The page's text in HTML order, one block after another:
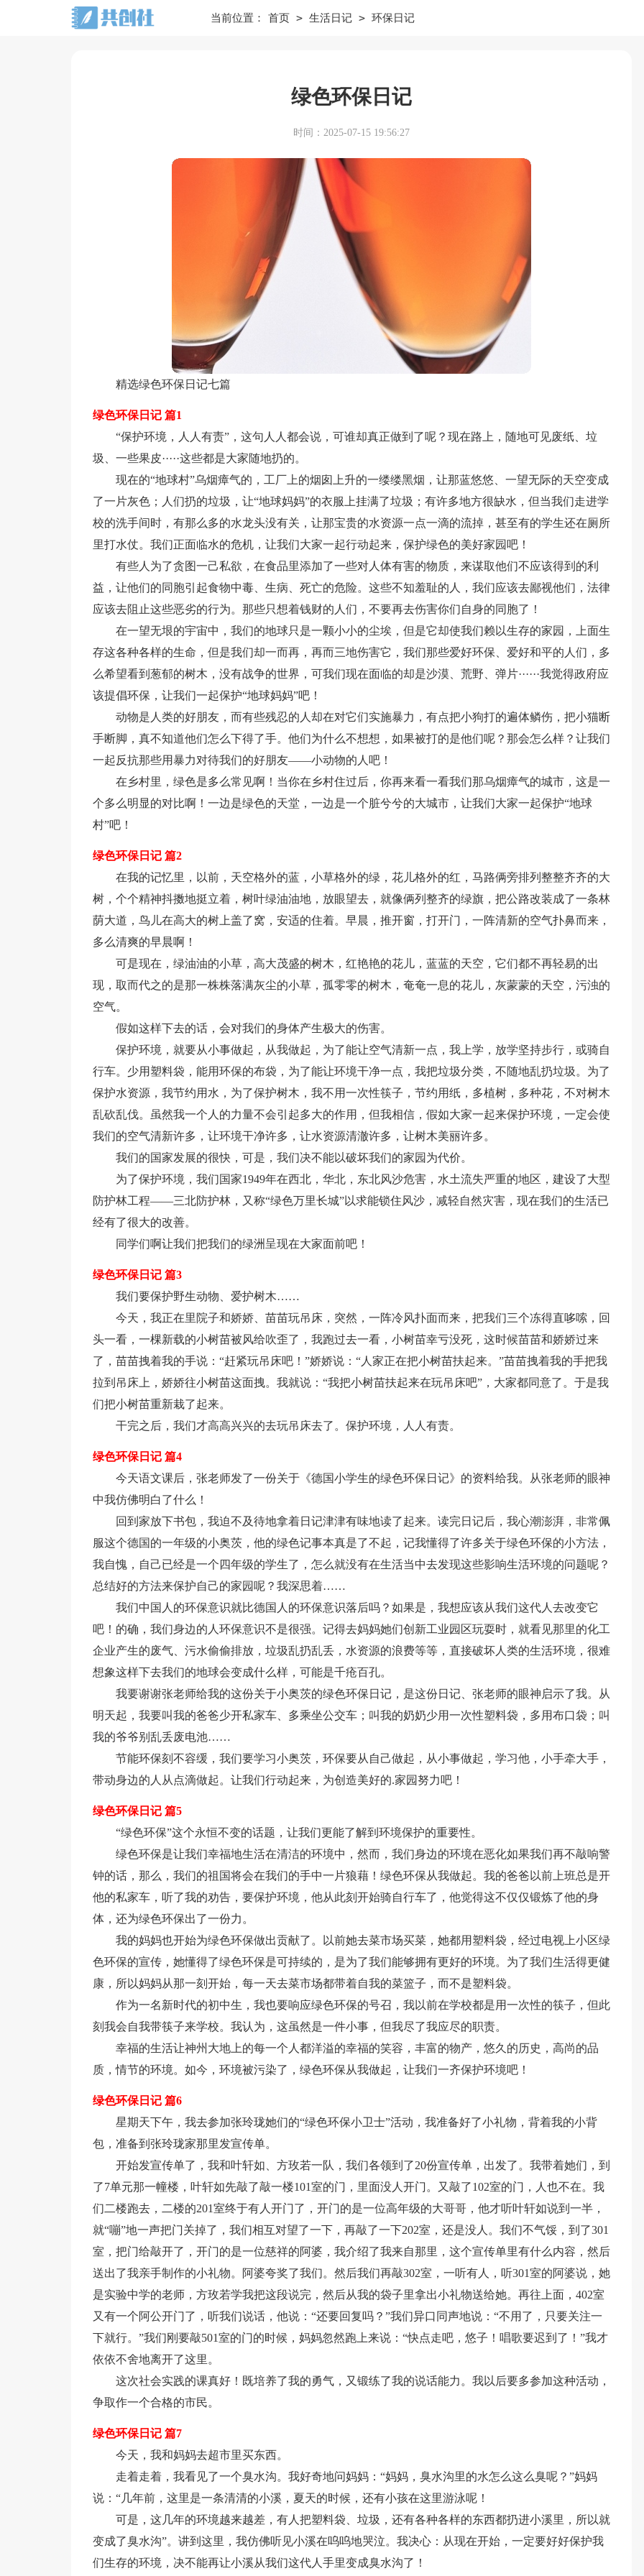
当前位置： 首页 > 生活日记 > 环保日记
绿色环保日记
时间：2025-07-15 19:56:27
精选绿色环保日记七篇
绿色环保日记 篇1
“保护环境，人人有责”，这句人人都会说，可谁却真正做到了呢？现在路上，随地可见废纸、垃
圾、一些果皮·····这些都是大家随地扔的。
现在的“地球村”乌烟瘴气的，工厂上的烟囱上升的一缕缕黑烟，让那蓝悠悠、一望无际的天空变成
了一片灰色；人们扔的垃圾，让“地球妈妈”的衣服上挂满了垃圾；有许多地方很缺水，但当我们走进学
校的洗手间时，有那么多的水龙头没有关，让那宝贵的水资源一点一滴的流掉，甚至有的学生还在厕所
里打水仗。我们正面临水的危机，让我们大家一起行动起来，保护绿色的美好家园吧！
有些人为了贪图一己私欲，在食品里添加了一些对人体有害的物质，来谋取他们不应该得到的利
益，让他们的同胞引起食物中毒、生病、死亡的危险。这些不知羞耻的人，我们应该去鄙视他们，法律
应该去阻止这些恶劣的行为。那些只想着钱财的人们，不要再去伤害你们自身的同胞了！
在一望无垠的宇宙中，我们的地球只是一颗小小的尘埃，但是它却使我们赖以生存的家园，上面生
存这各种各样的生命，但是我们却一而再，再而三地伤害它，我们那些爱好环保、爱好和平的人们，多
么希望看到葱郁的树木，没有战争的世界，可我们现在面临的却是沙漠、荒野、弹片······我觉得政府应
该提倡环保，让我们一起保护“地球妈妈”吧！
动物是人类的好朋友，而有些残忍的人却在对它们实施暴力，有点把小狗打的遍体鳞伤，把小猫断
手断脚，真不知道他们怎么下得了手。他们为什么不想想，如果被打的是他们呢？那会怎么样？让我们
一起反抗那些用暴力对待我们的好朋友——小动物的人吧！
在乡村里，绿色是多么常见啊！当你在乡村住过后，你再来看一看我们那乌烟瘴气的城市，这是一
个多么明显的对比啊！一边是绿色的天堂，一边是一个脏兮兮的大城市，让我们大家一起保护“地球
村”吧！
绿色环保日记 篇2
在我的记忆里，以前，天空格外的蓝，小草格外的绿，花儿格外的红，马路俩旁排列整整齐齐的大
树，个个精神抖擞地挺立着，树叶绿油油地，放眼望去，就像俩列整齐的绿旗，把公路改装成了一条林
荫大道，鸟儿在高大的树上盖了窝，安适的住着。早晨，推开窗，打开门，一阵清新的空气扑鼻而来，
多么清爽的早晨啊！
可是现在，绿油油的小草，高大茂盛的树木，红艳艳的花儿，蓝蓝的天空，它们都不再轻易的出
现，取而代之的是那一株株落满灰尘的小草，孤零零的树木，奄奄一息的花儿，灰蒙蒙的天空，污浊的
空气。
假如这样下去的话，会对我们的身体产生极大的伤害。
保护环境，就要从小事做起，从我做起，为了能让空气清新一点，我上学，放学坚持步行，或骑自
行车。少用塑料袋，能用环保的布袋，为了能让环境干净一点，我把垃圾分类，不随地乱扔垃圾。为了
保护水资源，我节约用水，为了保护树木，我不用一次性筷子，节约用纸，多植树，多种花，不对树木
乱砍乱伐。虽然我一个人的力量不会引起多大的作用，但我相信，假如大家一起来保护环境，一定会使
我们的空气清新许多，让环境干净许多，让水资源清澈许多，让树木美丽许多。
我们的国家发展的很快，可是，我们决不能以破坏我们的家园为代价。
为了保护环境，我们国家1949年在西北，华北，东北风沙危害，水土流失严重的地区，建设了大型
防护林工程——三北防护林，又称“绿色万里长城”以求能锁住风沙，减轻自然灾害，现在我们的生活已
经有了很大的改善。
同学们啊让我们把我们的绿洲呈现在大家面前吧！
绿色环保日记 篇3
我们要保护野生动物、爱护树木……
今天，我正在里院子和娇娇、苗苗玩吊床，突然，一阵冷风扑面而来，把我们三个冻得直哆嗦，回
头一看，一棵新载的小树苗被风给吹歪了，我跑过去一看，小树苗幸亏没死，这时候苗苗和娇娇过来
了，苗苗拽着我的手说：“赶紧玩吊床吧！”娇娇说：“人家正在把小树苗扶起来。”苗苗拽着我的手把我
拉到吊床上，娇娇往小树苗这面拽。我就说：“我把小树苗扶起来在玩吊床吧”，大家都同意了。于是我
们把小树苗重新栽了起来。
干完之后，我们才高高兴兴的去玩吊床去了。保护环境，人人有责。
绿色环保日记 篇4
今天语文课后，张老师发了一份关于《德国小学生的绿色环保日记》的资料给我。从张老师的眼神
中我仿佛明白了什么！
回到家放下书包，我迫不及待地拿着日记津津有味地读了起来。读完日记后，我心潮澎湃，非常佩
服这个德国的一年级的小奥茨，他的绿色记事本真是了不起，记我懂得了许多关于绿色环保的小方法，
我自愧，自己已经是一个四年级的学生了，怎么就没有在生活当中去发现这些影响生活环境的问题呢？
总结好的方法来保护自己的家园呢？我深思着……
我们中国人的环保意识就比德国人的环保意识落后吗？如果是，我想应该从我们这代人去改变它
吧！的确，我们身边的人环保意识不是很强。记得去妈妈她们创新工业园区玩耍时，就看见那里的化工
企业产生的废气、污水偷偷排放，垃圾乱扔乱丢，水资源的浪费等等，直接破坏人类的生活环境，很难
想象这样下去我们的地球会变成什么样，可能是千疮百孔。
我要谢谢张老师给我的这份关于小奥茨的绿色环保日记，是这份日记、张老师的眼神启示了我。从
明天起，我要叫我的爸爸少开私家车、多乘坐公交车；叫我的奶奶少用一次性塑料袋，多用布口袋；叫
我的爷爷别乱丢废电池……
节能环保刻不容缓，我们要学习小奥茨，环保要从自己做起，从小事做起，学习他，小手牵大手，
带动身边的人从点滴做起。让我们行动起来，为创造美好的.家园努力吧！
绿色环保日记 篇5
“绿色环保”这个永恒不变的话题，让我们更能了解到环境保护的重要性。
绿色环保是让我们幸福地生活在清洁的环境中，然而，我们身边的环境在恶化如果我们再不敲响警
钟的话，那么，我们的祖国将会在我们的手中一片狼藉！绿色环保从我做起。我的爸爸以前上班总是开
他的私家车，听了我的劝告，要保护环境，他从此刻开始骑自行车了，他觉得这不仅仅锻炼了他的身
体，还为绿色环保出了一份力。
我的妈妈也开始为绿色环保做出贡献了。以前她去菜市场买菜，她都用塑料袋，经过电视上小区绿
色环保的宣传，她懂得了绿色环保是可持续的，是为了我们能够拥有更好的环境。为了我们生活得更健
康，所以妈妈从那一刻开始，每一天去菜市场都带着自我的菜篮子，而不是塑料袋。
作为一名新时代的初中生，我也要响应绿色环保的号召，我以前在学校都是用一次性的筷子，但此
刻我会自我带筷子来学校。我认为，这虽然是一件小事，但我尽了我应尽的职责。
幸福的生活让神州大地上的每一个人都洋溢的幸福的笑容，丰富的物产，悠久的历史，高尚的品
质，情节的环境。如今，环境被污染了，绿色环保从我做起，让我们一齐保护环境吧！
绿色环保日记 篇6
星期天下午，我去参加张玲珑她们的“绿色环保小卫士”活动，我准备好了小礼物，背着我的小背
包，准备到张玲珑家那里发宣传单。
开始发宣传单了，我和叶轩如、方玫若一队，我们各领到了20份宣传单，出发了。我带着她们，到
了7单元那一幢楼，叶轩如先敲了敲一楼101室的门，里面没人开门。又敲了102室的门，人也不在。我
们二楼跑去，二楼的201室终于有人开门了，开门的是一位高年级的大哥哥，他才听叶轩如说到一半，
就“嘣”地一声把门关掉了，我们相互对望了一下，再敲了一下202室，还是没人。我们不气馁，到了301
室，把门给敲开了，开门的是一位慈祥的阿婆，我介绍了我来自那里，这个宣传单里有什么内容，然后
送出了我亲手制作的小礼物。阿婆夸奖了我们。然后我们再敲302室，一听有人，听301室的阿婆说，她
是实验中学的老师，方玫若学我把这段说完，然后从我的袋子里拿出小礼物送给她。再往上面，402室
又有一个阿公开门了，听我们说话，他说：“还要回复吗？”我们异口同声地说：“不用了，只要关注一
下就行。”我们刚要敲501室的门的时候，妈妈忽然跑上来说：“快点走吧，悠子！唱歌要迟到了！”我才
依依不舍地离开了这里。
这次社会实践的课真好！既培养了我的勇气，又锻练了我的说话能力。我以后要多参加这种活动，
争取作一个合格的市民。
绿色环保日记 篇7
今天，我和妈妈去超市里买东西。
走着走着，我看见了一个臭水沟。我好奇地问妈妈：“妈妈，臭水沟里的水怎么这么臭呢？”妈妈
说：“几年前，这里是一条清清的小溪，夏天的时候，还有小孩在这里游泳呢！
可是，这几年的环境越来越差，有人把塑料袋、垃圾，还有各种各样的东西都扔进小溪里，所以就
变成了臭水沟”。讲到这里，我仿佛听见小溪在呜呜地哭泣。我决心：从现在开始，一定要好好保护我
们生存的环境，决不能再让小溪从我们这代人手里变成臭水沟了！